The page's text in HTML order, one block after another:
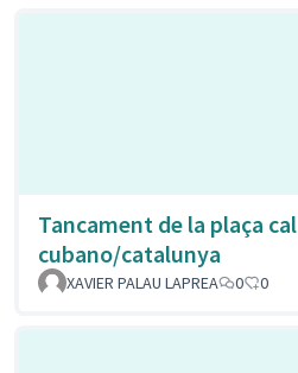
Tancament de la plaça cal
cubano/catalunya
XAVIER PALAU LAPREA 0 0